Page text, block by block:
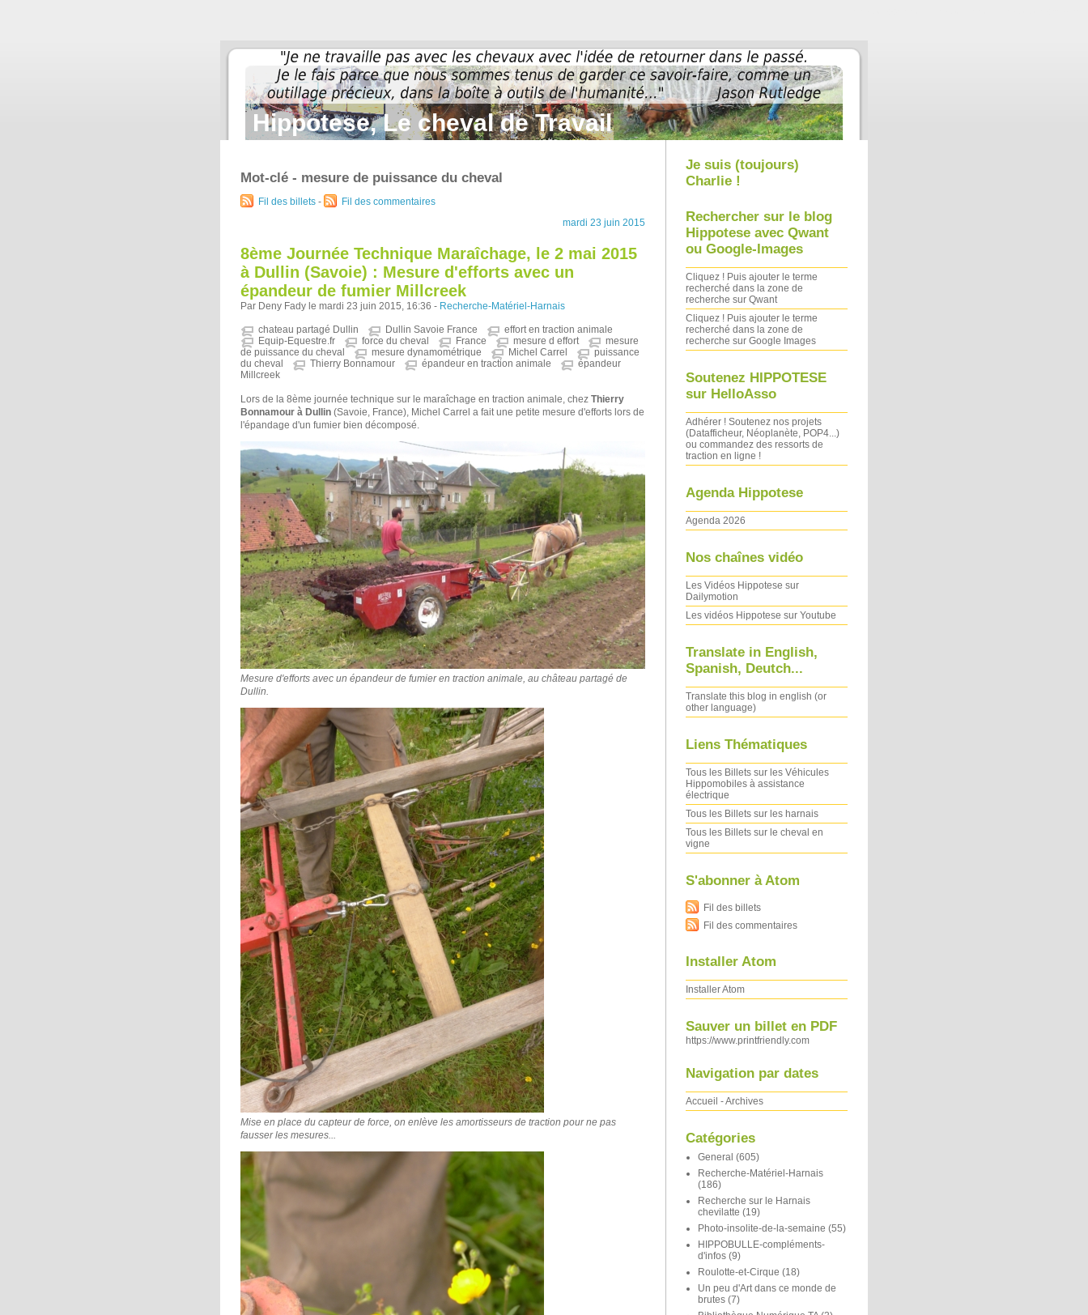
Hippotese, Le cheval de Travail
Mot-clé - mesure de puissance du cheval
Fil des billets -
Fil des commentaires
mardi 23 juin 2015
8ème Journée Technique Maraîchage, le 2 mai 2015
à Dullin (Savoie) : Mesure d'efforts avec un
épandeur de fumier Millcreek
Par Deny Fady le mardi 23 juin 2015, 16:36 - Recherche-Matériel-Harnais
chateau partagé Dullin Dullin Savoie France
effort en traction animale
Equip-Equestre.fr
force du cheval France mesure d effort
mesure
de puissance du cheval
mesure dynamométrique Michel Carrel
puissance
du cheval
Thierry Bonnamour épandeur en traction animale
épandeur
Millcreek
Lors de la 8ème journée technique sur le maraîchage en traction animale, chez Thierry
Bonnamour à Dullin (Savoie, France), Michel Carrel a fait une petite mesure d'efforts lors de
l'épandage d'un fumier bien décomposé.
Mesure d'efforts avec un épandeur de fumier en traction animale, au château partagé de
Dullin.
Mise en place du capteur de force, on enlève les amortisseurs de traction pour ne pas
fausser les mesures...
Je suis (toujours)
Charlie !
Rechercher sur le blog
Hippotese avec Qwant
ou Google-Images
Cliquez ! Puis ajouter le terme
recherché dans la zone de
recherche sur Qwant
Cliquez ! Puis ajouter le terme
recherché dans la zone de
recherche sur Google Images
Soutenez HIPPOTESE
sur HelloAsso
Adhérer ! Soutenez nos projets
(Datafficheur, Néoplanète, POP4...)
ou commandez des ressorts de
traction en ligne !
Agenda Hippotese
Agenda 2026
Nos chaînes vidéo
Les Vidéos Hippotese sur
Dailymotion
Les vidéos Hippotese sur Youtube
Translate in English,
Spanish, Deutch...
Translate this blog in english (or
other language)
Liens Thématiques
Tous les Billets sur les Véhicules
Hippomobiles à assistance
électrique
Tous les Billets sur les harnais
Tous les Billets sur le cheval en
vigne
S'abonner à Atom
Fil des billets
Fil des commentaires
Installer Atom
Installer Atom
Sauver un billet en PDF
https://www.printfriendly.com
Navigation par dates
Accueil -Archives
Catégories
General (605)
Recherche-Matériel-Harnais
(186)
Recherche sur le Harnais
chevilatte (19)
Photo-insolite-de-la-semaine (55)
HIPPOBULLE-compléments-
d'infos (9)
Roulotte-et-Cirque (18)
Un peu d'Art dans ce monde de
brutes (7)